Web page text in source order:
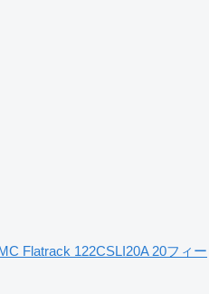
Flatrack 122CSLI20A 20フィー